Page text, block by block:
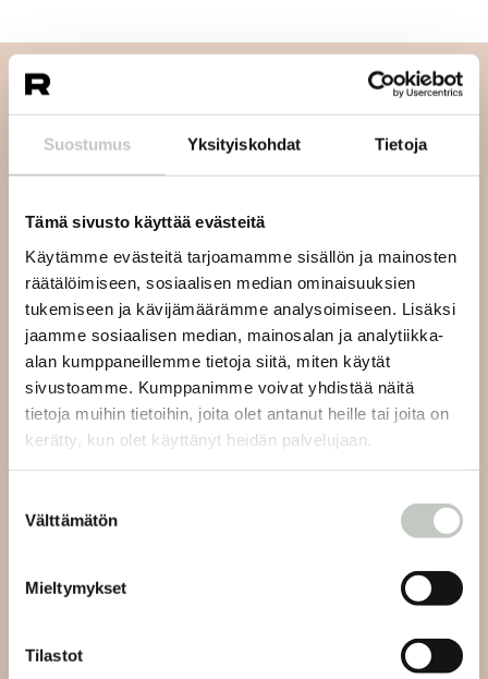
Suostumus Yksityiskohdat Tietoja
Tämä sivusto käyttää evästeitä
Käytämme evästeitä tarjoamamme sisällön ja mainosten
räätälöimiseen, sosiaalisen median ominaisuuksien
tukemiseen ja kävijämäärämme analysoimiseen. Lisäksi
jaamme sosiaalisen median, mainosalan ja analytiikka-
alan kumppaneillemme tietoja siitä, miten käytät
sivustoamme. Kumppanimme voivat yhdistää näitä
tietoja muihin tietoihin, joita olet antanut heille tai joita on
kerätty, kun olet käyttänyt heidän palvelujaan.
valinta
Välttämätön
Mieltymykset
Tilastot
Tilaa
Lähetämme sinulle vastauksen viestiisi 48 tunnin sisällä
+358 50 5486084